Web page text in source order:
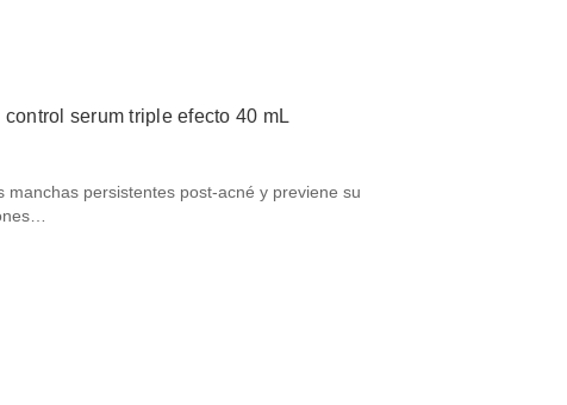
serum triple efecto 40 mL
manchas persistentes post-acné y previene su